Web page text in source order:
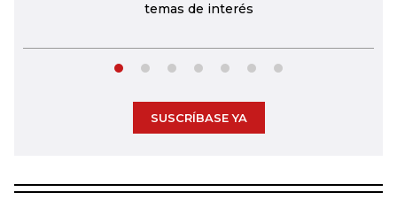
temas de interés
SUSCRÍBASE YA